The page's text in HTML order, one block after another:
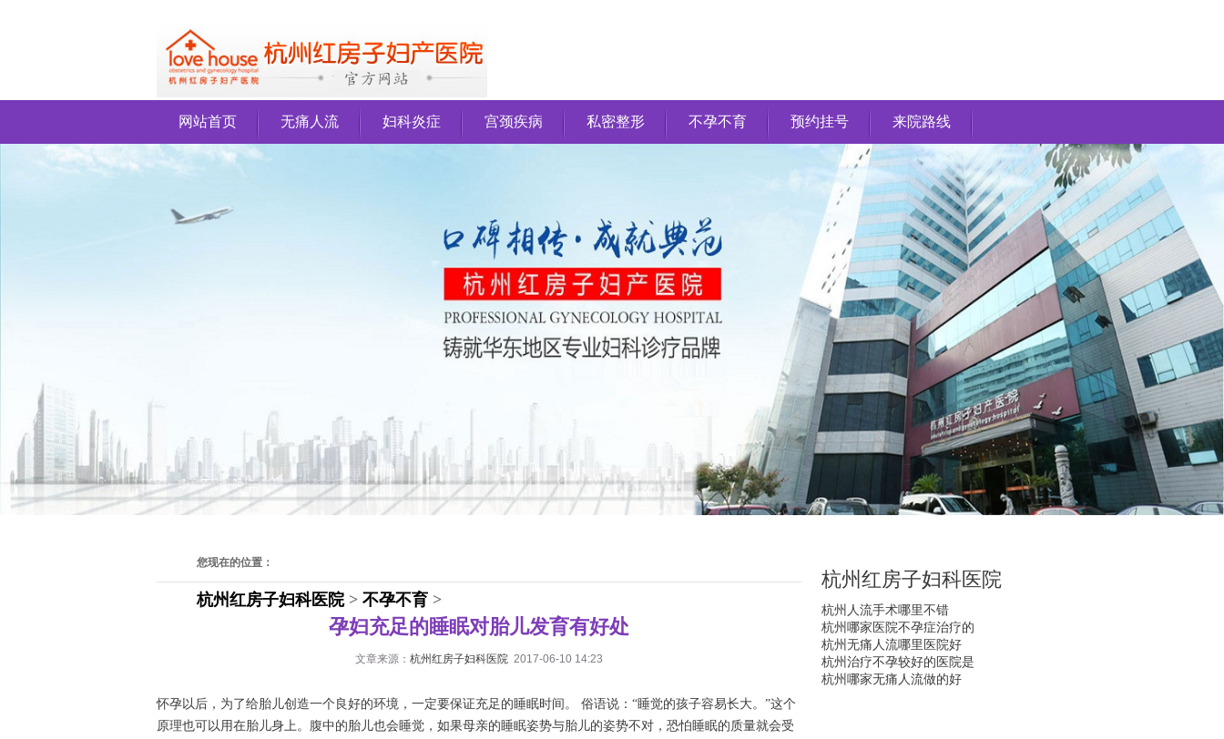
网站首页 无痛人流 妇科炎症 宫颈疾病 私密整形 不孕不育 预约挂号 来院路线
您现在的位置：
杭州红房子妇科医院> 不孕不育 >
孕妇充足的睡眠对胎儿发育有好处
文章来源： 杭州红房子妇科医院 2017-06-10 14:23
怀孕以后，为了给胎儿创造一个良好的环境，一定要保证充足的睡眠时间。 俗语说：“睡觉的孩子容易长大。”这个
原理也可以用在胎儿身上。腹中的胎儿也会睡觉，如果母亲的睡眠姿势与胎儿的姿势不对，恐怕睡眠的质量就会受
杭州红房子妇科医院
杭州人流手术哪里不错
杭州哪家医院不孕症治疗的
杭州无痛人流哪里医院好
杭州治疗不孕较好的医院是
杭州哪家无痛人流做的好